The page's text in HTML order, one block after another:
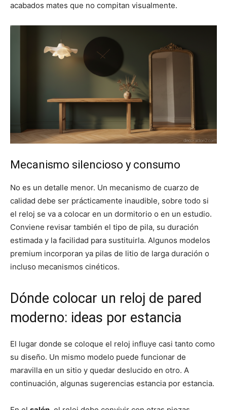
acabados mates que no compitan visualmente.
Mecanismo silencioso y consumo
No es un detalle menor. Un mecanismo de cuarzo de
calidad debe ser prácticamente inaudible, sobre todo si
el reloj se va a colocar en un dormitorio o en un estudio.
Conviene revisar también el tipo de pila, su duración
estimada y la facilidad para sustituirla. Algunos modelos
premium incorporan ya pilas de litio de larga duración o
incluso mecanismos cinéticos.
Dónde colocar un reloj de pared
moderno: ideas por estancia
El lugar donde se coloque el reloj influye casi tanto como
su diseño. Un mismo modelo puede funcionar de
maravilla en un sitio y quedar deslucido en otro. A
continuación, algunas sugerencias estancia por estancia.